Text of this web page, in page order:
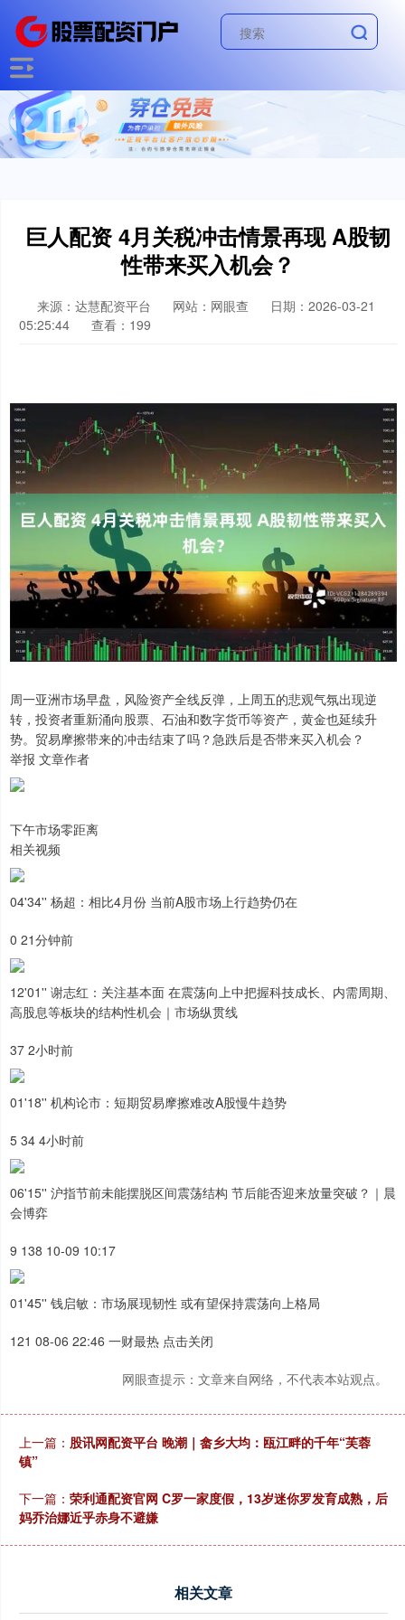
巨人配资 4月关税冲击情景再现 A股韧
性带来买入机会？
来源：达慧配资平台 网站：网眼查
日期：2026-03-21
05:25:44
查看：199
周一亚洲市场早盘，风险资产全线反弹，上周五的悲观气氛出现逆
转，投资者重新涌向股票、石油和数字货币等资产，黄金也延续升
势。贸易摩擦带来的冲击结束了吗？急跌后是否带来买入机会？
举报 文章作者
下午市场零距离
相关视频
04'34'' 杨超：相比4月份 当前A股市场上行趋势仍在
0 21分钟前
12'01'' 谢志红：关注基本面 在震荡向上中把握科技成长、内需周期、
高股息等板块的结构性机会｜市场纵贯线
37 2小时前
01'18'' 机构论市：短期贸易摩擦难改A股慢牛趋势
5 34 4小时前
06'15'' 沪指节前未能摆脱区间震荡结构 节后能否迎来放量突破？｜晨
会博弈
9 138 10-09 10:17
01'45'' 钱启敏：市场展现韧性 或有望保持震荡向上格局
121 08-06 22:46 一财最热 点击关闭
网眼查提示：文章来自网络，不代表本站观点。
上一篇： 股讯网配资平台 晚潮｜畲乡大均：瓯江畔的千年“芙蓉
镇”
下一篇： 荣利通配资官网 C罗一家度假，13岁迷你罗发育成熟，后
妈乔治娜近乎赤身不避嫌
相关文章